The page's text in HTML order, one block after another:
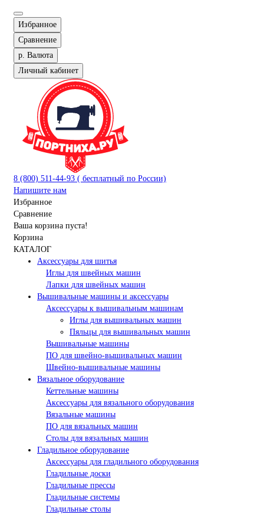
Избранное
Сравнение
р. Валюта
Личный кабинет
8 (800) 511-44-93 ( бесплатный по России)
Напишите нам
Избранное
Сравнение
Ваша корзина пуста!
Корзина
КАТАЛОГ
Аксессуары для шитья
Иглы для швейных машин
Лапки для швейных машин
Вышивальные машины и аксессуары
Аксессуары к вышивальным машинам
Иглы для вышивальных машин
Пяльцы для вышивальных машин
Вышивальные машины
ПО для швейно-вышивальных машин
Швейно-вышивальные машины
Вязальное оборудование
Кеттельные машины
Аксессуары для вязального оборудования
Вязальные машины
ПО для вязальных машин
Столы для вязальных машин
Гладильное оборудование
Аксессуары для гладильного оборудования
Гладильные доски
Гладильные прессы
Гладильные системы
Гладильные столы